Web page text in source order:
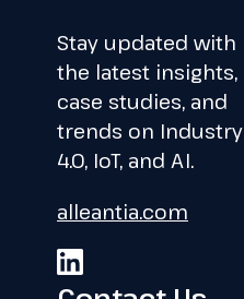
Stay updated with
the latest insights,
case studies, and
trends on Industry
4.0, IoT, and AI.
alleantia.com